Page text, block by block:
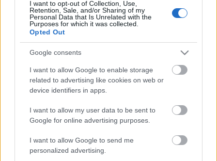
I want to opt-out of Collection, Use,
Retention, Sale, and/or Sharing of my
Personal Data that Is Unrelated with the
Purposes for which it was collected.
Opted Out
Google consents
I want to allow Google to enable storage
related to advertising like cookies on web or
device identifiers in apps.
I want to allow my user data to be sent to
Google for online advertising purposes.
I want to allow Google to send me
personalized advertising.
HIRDETÉS
Látlelet a hazai víziközművekről?
Egyetlen, fél évszázados vezetéken
múlt Bicske vízellátása